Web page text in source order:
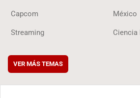
Capcom México
Streaming
VER MÁS TEMAS